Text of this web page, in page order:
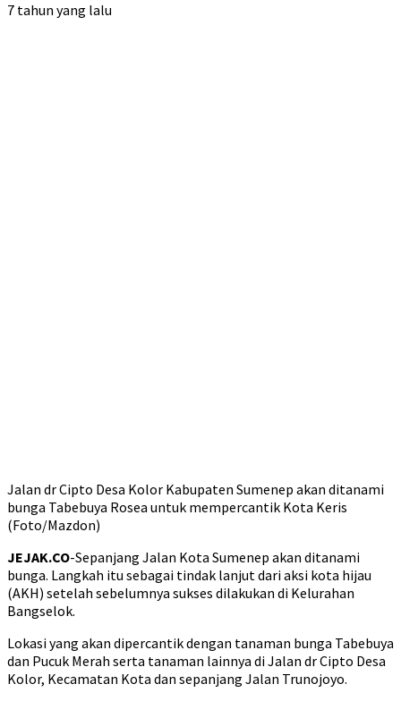
7 tahun yang lalu
Jalan dr Cipto Desa Kolor Kabupaten Sumenep akan ditanami
bunga Tabebuya Rosea untuk mempercantik Kota Keris
(Foto/Mazdon)
JEJAK.CO-Sepanjang Jalan Kota Sumenep akan ditanami
bunga. Langkah itu sebagai tindak lanjut dari aksi kota hijau
(AKH) setelah sebelumnya sukses dilakukan di Kelurahan
Bangselok.
Lokasi yang akan dipercantik dengan tanaman bunga Tabebuya
dan Pucuk Merah serta tanaman lainnya di Jalan dr Cipto Desa
Kolor, Kecamatan Kota dan sepanjang Jalan Trunojoyo.